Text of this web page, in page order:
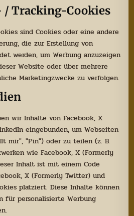
/ Tracking-Cookies
sind Cookies oder eine andere
die zur Erstellung von
werden, um Werbung anzuzeigen
Website oder über mehrere
Marketingzwecke zu verfolgen.
wir Inhalte von Facebook, X
eingebunden, um Webseiten
mir", "Pin") oder zu teilen (z. B.
wie Facebook, X (Formerly
Inhalt ist mit einem Code
X (Formerly Twitter) und
platziert. Diese Inhalte können
für personalisierte Werbung